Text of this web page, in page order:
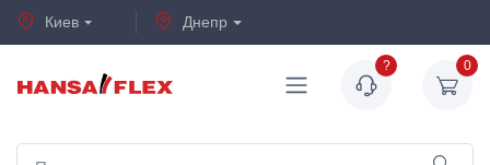
Киев Днепр
? 0